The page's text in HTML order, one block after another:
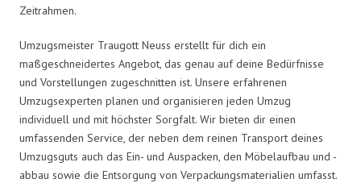
Zeitrahmen.
Umzugsmeister Traugott Neuss erstellt für dich ein
maßgeschneidertes Angebot, das genau auf deine Bedürfnisse
und Vorstellungen zugeschnitten ist. Unsere erfahrenen
Umzugsexperten planen und organisieren jeden Umzug
individuell und mit höchster Sorgfalt. Wir bieten dir einen
umfassenden Service, der neben dem reinen Transport deines
Umzugsguts auch das Ein- und Auspacken, den Möbelaufbau und -
abbau sowie die Entsorgung von Verpackungsmaterialien umfasst.